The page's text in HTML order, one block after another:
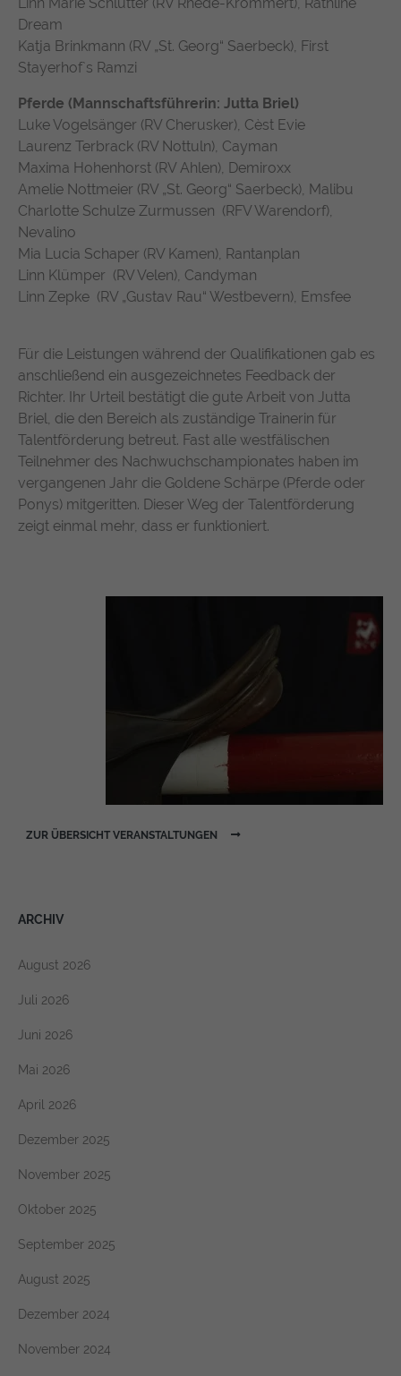
ARCHIV
August 2026
Juli 2026
Juni 2026
Mai 2026
April 2026
Dezember 2025
November 2025
Oktober 2025
September 2025
August 2025
Dezember 2024
November 2024
Dream
Katja Brinkmann (RV „St. Georg“ Saerbeck), First
Stayerhof`s Ramzi
Pferde (Mannschaftsführerin: Jutta Briel)
Luke Vogelsänger (RV Cherusker), Cèst Evie
Laurenz Terbrack (RV Nottuln), Cayman
Maxima Hohenhorst (RV Ahlen), Demiroxx
Amelie Nottmeier (RV „St. Georg“ Saerbeck), Malibu
Charlotte Schulze Zurmussen (RFV Warendorf),
Nevalino
Mia Lucia Schaper (RV Kamen), Rantanplan
Linn Klümper (RV Velen), Candyman
Linn Zepke (RV „Gustav Rau“ Westbevern), Emsfee
Für die Leistungen während der Qualifikationen gab es
anschließend ein ausgezeichnetes Feedback der
Richter. Ihr Urteil bestätigt die gute Arbeit von Jutta
Briel, die den Bereich als zuständige Trainerin für
Talentförderung betreut. Fast alle westfälischen
Teilnehmer des Nachwuchschampionates haben im
vergangenen Jahr die Goldene Schärpe (Pferde oder
Ponys) mitgeritten. Dieser Weg der Talentförderung
zeigt einmal mehr, dass er funktioniert.
ZUR ÜBERSICHT VERANSTALTUNGEN
Anbieter
Laufzeit 1 Jahr
Zweck
Enthält die gewählten Tracking-Optin-
Einstellungen.
Zweck
wurden.
Name _pk_ses, _pk_cvar, _pk_hsr
Anbieter Matomo
Laufzeit 30 Minuten
Zweck
genutzt, um Seitenabrufe des Besuchers
während der Sitzung nachzuverfolgen.
suchen. Ihre Interaktionen werden anonymisiert, um Ihre
Privatsphäre zu schützen und gleichzeitig den Service zu
verbessern.
Anbieter Chatbase (https://www.chatbase.co)
Zweck
Der Cookie unterstützt die Funktionalität
des Chatbots, indem er anonymisierte
verbessern und den Service für alle
Nutzer optimal zu gestalten.
Externe Inhalte
Bestimmte Funktionen dienen dazu, Inhalte oder Angebote
(z.B. Videos, Karten), die auf anderen Webseiten (YouTube,
Google Maps) veröffentlicht sind, auch auf unserer
Webseite anzuzeigen und wiederzugeben.
Name YouTube
Anbieter
Google Ireland Limited, Gordon House,
Barrow Street, Dublin 4, Ireland
Zweck
Wird verwendet, um YouTube-Inhalte zu
entsperren.
https://policies.google.com/privacy
Cookie-Informationen anzeigen